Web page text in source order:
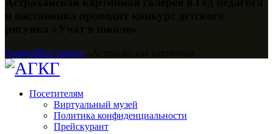
ГлавнаяВсе записи
Посетителям
Виртуальный музей
Политика конфиденциальности
Прейскурант